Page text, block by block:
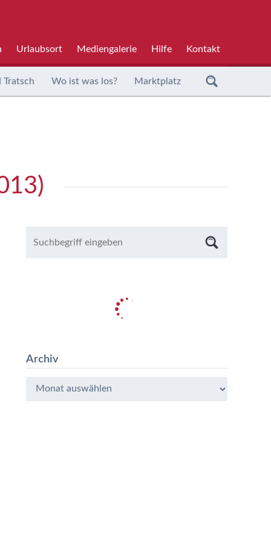
Urlaubsort Mediengalerie Hilfe Kontakt
Tratsch Wo ist was los? Marktplatz
Archiv